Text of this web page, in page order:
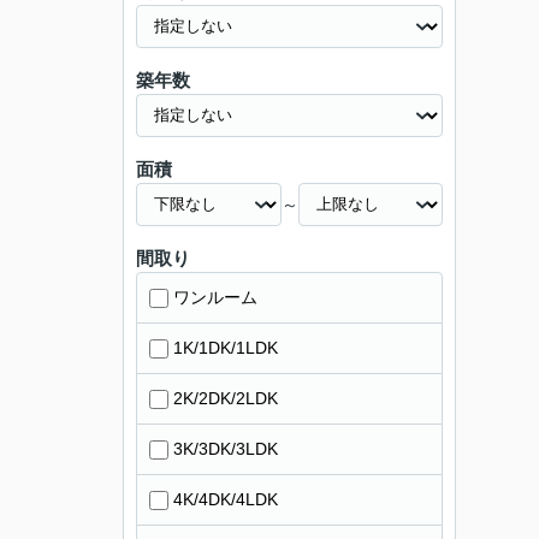
築年数
面積
～
間取り
ワンルーム
1K/1DK/1LDK
2K/2DK/2LDK
3K/3DK/3LDK
4K/4DK/4LDK